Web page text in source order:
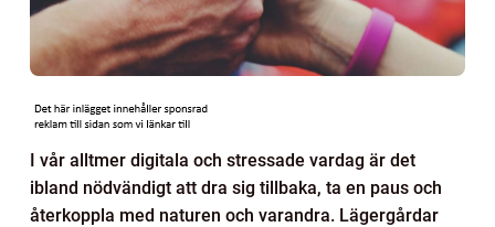
I vår alltmer digitala och stressade vardag är det
ibland nödvändigt att dra sig tillbaka, ta en paus och
återkoppla med naturen och varandra. Lägergårdar